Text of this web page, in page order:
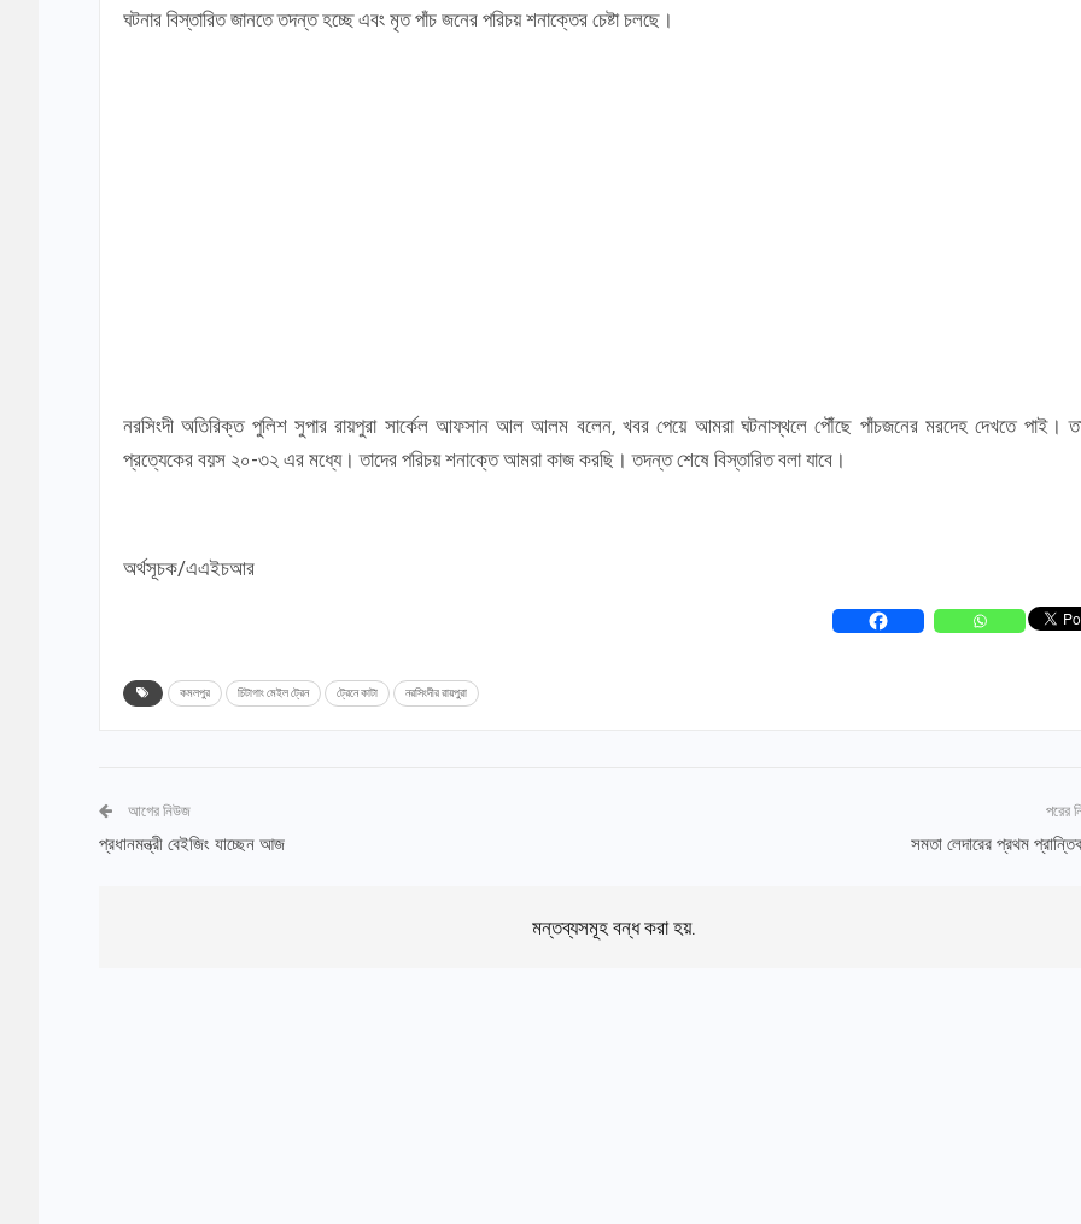
ঘটনার বিস্তারিত জানতে তদন্ত হচ্ছে এবং মৃত পাঁচ জনের পরিচয় শনাক্তের চেষ্টা চলছে।
নরসিংদী অতিরিক্ত পুলিশ সুপার রায়পুরা সার্কেল আফসান আল আলম বলেন, খবর পেয়ে আমরা ঘটনাস্থলে পৌঁছে পাঁচজনের মরদেহ দেখতে পাই।
প্রত্যেকের বয়স ২০-৩২ এর মধ্যে। তাদের পরিচয় শনাক্তে আমরা কাজ করছি। তদন্ত শেষে বিস্তারিত বলা যাবে।
অর্থসূচক/এএইচআর
কমলপুর চিটাগাং মেইল ট্রেন ট্রেনে কাটা নরসিংদীর রায়পুরা
আগের নিউজ
প্রধানমন্ত্রী বেইজিং যাচ্ছেন আজ
পরের
সমতা লেদারের প্রথম
মন্তব্যসমূহ বন্ধ করা হয়.